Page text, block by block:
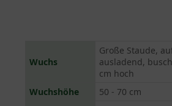
Wuchs
Große Staude,
ausladend,
cm hoch
Wuchshöhe
50 - 70 cm